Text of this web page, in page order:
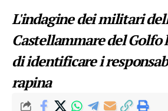
L'indagine dei militari
Castellammare del Golfo
di identificare i
rapina